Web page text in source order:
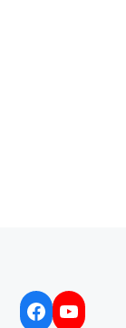
Facebook